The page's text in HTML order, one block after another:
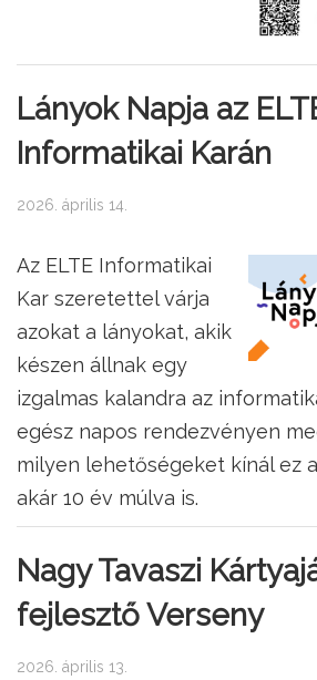
Lányok Napja az
Informatikai Karán
2026. április 14.
Az ELTE Informatikai
Kar szeretettel várja
azokat a lányokat, akik
készen állnak egy
izgalmas kalandra az
egész napos rendezvényen
milyen lehetőségeket kínál ez
akár 10 év múlva is.
Nagy Tavaszi
fejlesztő Verseny
2026. április 13.